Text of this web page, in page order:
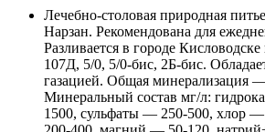
Лечебно-столовая природная
Нарзан. Рекомендована для
Разливается в городе
107Д, 5/0, 5/0-бис, 2Б-бис.
газацией. Общая минерализация
Минеральный состав мг/л:
1500, сульфаты — 250-500, хлор